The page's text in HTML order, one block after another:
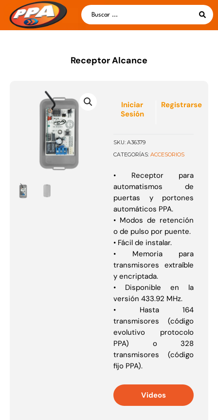
contenido
Search
...
Receptor Alcance
Iniciar
Sesión
Registrarse
SKU:A36379
CATEGORÍAS: ACCESORIOS
• Receptor para
automatismos de
puertas y portones
automáticos PPA.
• Modos de retención
o de pulso por puente.
• Fácil de instalar.
• Memoria para
transmisores extraíble
y encriptada.
• Disponible en la
versión 433.92 MHz.
• Hasta 164
transmisores (código
evolutivo protocolo
PPA) o 328
transmisores (código
fijo PPA).
Videos